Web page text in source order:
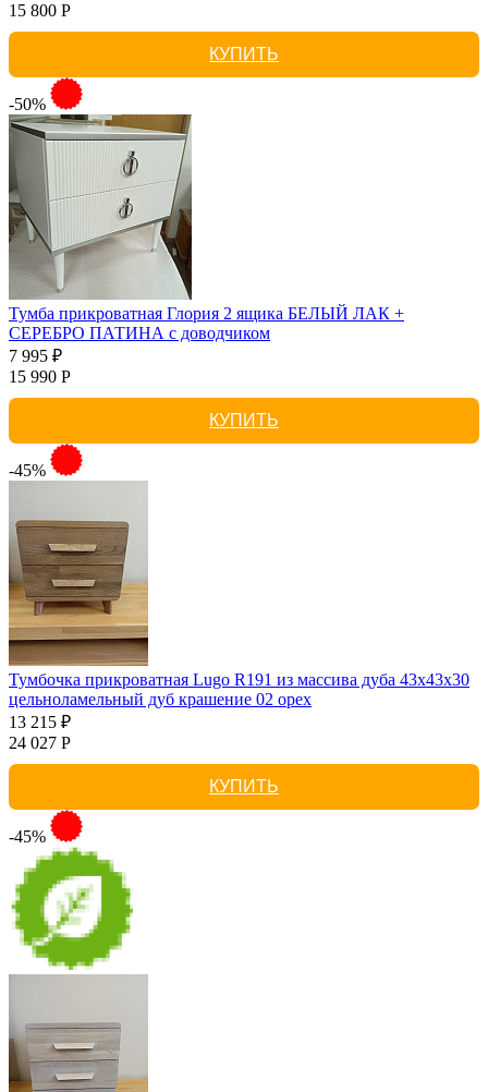
15 800 Р
КУПИТЬ
-50%
Тумба прикроватная Глория 2 ящика БЕЛЫЙ ЛАК +
СЕРЕБРО ПАТИНА с доводчиком
7 995 ₽
15 990 Р
КУПИТЬ
-45%
Тумбочка прикроватная Lugo R191 из массива дуба 43х43х30
цельноламельный дуб крашение 02 орех
13 215 ₽
24 027 Р
КУПИТЬ
-45%